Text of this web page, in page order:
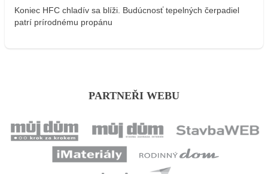
Koniec HFC chladív sa blíži. Budúcnosť tepelných čerpadiel
patrí prírodnému propánu
PARTNEŘI WEBU